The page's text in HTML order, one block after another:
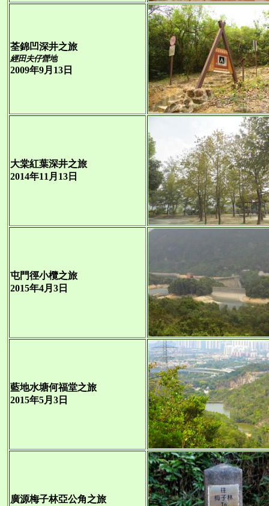
荃錦凹深井之旅
經田夫仔營地
2009年9月13日
大棠紅葉深井之旅
2014年11月13日
屯門徑小欖之旅
2015年4月3日
藍地水塘何福堂之旅
2015年5月3日
廣源梅子林亞公角之旅